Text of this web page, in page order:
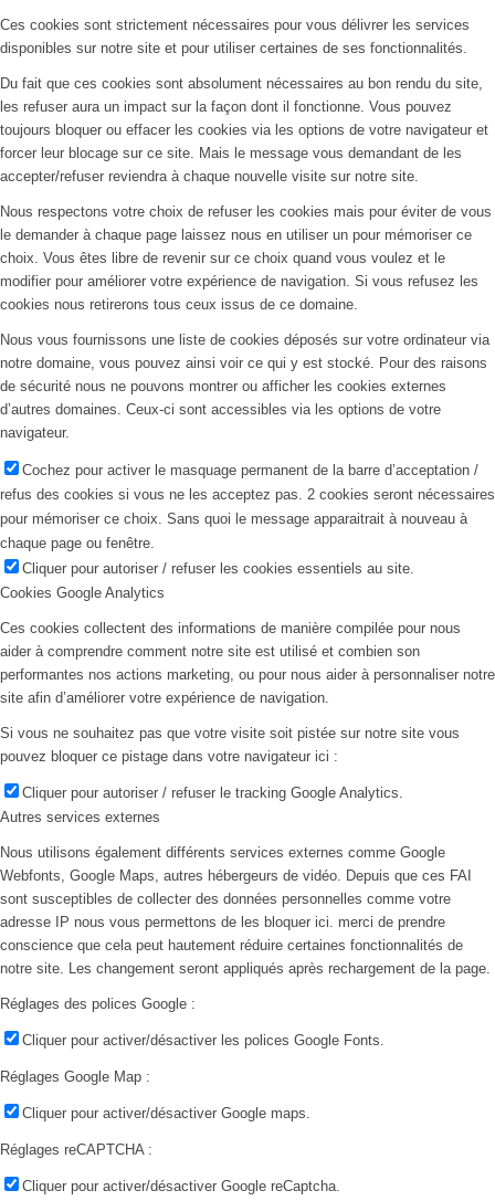
Ces cookies sont strictement nécessaires pour vous délivrer les services
disponibles sur notre site et pour utiliser certaines de ses fonctionnalités.
Du fait que ces cookies sont absolument nécessaires au bon rendu du site,
les refuser aura un impact sur la façon dont il fonctionne. Vous pouvez
toujours bloquer ou effacer les cookies via les options de votre navigateur et
forcer leur blocage sur ce site. Mais le message vous demandant de les
accepter/refuser reviendra à chaque nouvelle visite sur notre site.
Nous respectons votre choix de refuser les cookies mais pour éviter de vous
le demander à chaque page laissez nous en utiliser un pour mémoriser ce
choix. Vous êtes libre de revenir sur ce choix quand vous voulez et le
modifier pour améliorer votre expérience de navigation. Si vous refusez les
cookies nous retirerons tous ceux issus de ce domaine.
Nous vous fournissons une liste de cookies déposés sur votre ordinateur via
notre domaine, vous pouvez ainsi voir ce qui y est stocké. Pour des raisons
de sécurité nous ne pouvons montrer ou afficher les cookies externes
d’autres domaines. Ceux-ci sont accessibles via les options de votre
navigateur.
Cochez pour activer le masquage permanent de la barre d’acceptation /
refus des cookies si vous ne les acceptez pas. 2 cookies seront nécessaires
pour mémoriser ce choix. Sans quoi le message apparaitrait à nouveau à
chaque page ou fenêtre.
Cliquer pour autoriser / refuser les cookies essentiels au site.
Cookies Google Analytics
Ces cookies collectent des informations de manière compilée pour nous
aider à comprendre comment notre site est utilisé et combien son
performantes nos actions marketing, ou pour nous aider à personnaliser notre
site afin d’améliorer votre expérience de navigation.
Si vous ne souhaitez pas que votre visite soit pistée sur notre site vous
pouvez bloquer ce pistage dans votre navigateur ici :
Cliquer pour autoriser / refuser le tracking Google Analytics.
Autres services externes
Nous utilisons également différents services externes comme Google
Webfonts, Google Maps, autres hébergeurs de vidéo. Depuis que ces FAI
sont susceptibles de collecter des données personnelles comme votre
adresse IP nous vous permettons de les bloquer ici. merci de prendre
conscience que cela peut hautement réduire certaines fonctionnalités de
notre site. Les changement seront appliqués après rechargement de la page.
Réglages des polices Google :
Cliquer pour activer/désactiver les polices Google Fonts.
Réglages Google Map :
Cliquer pour activer/désactiver Google maps.
Réglages reCAPTCHA :
Cliquer pour activer/désactiver Google reCaptcha.